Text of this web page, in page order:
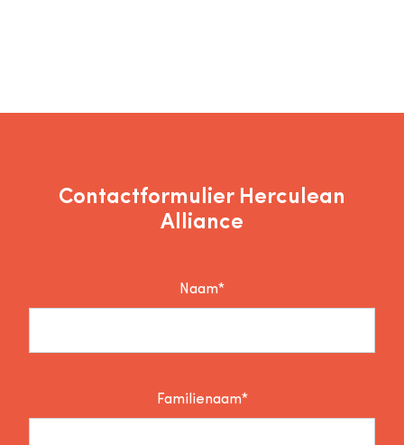
Contactformulier Herculean
Alliance
Naam*
Familienaam*